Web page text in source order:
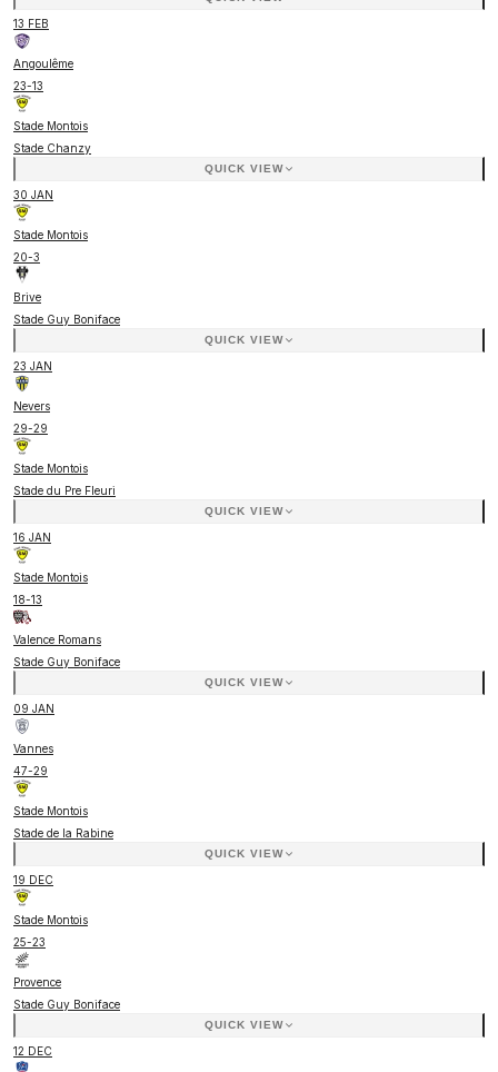
13 FEB
Angoulême
23-13
Stade Montois
Stade Chanzy
QUICK VIEW
30 JAN
Stade Montois
20-3
Brive
Stade Guy Boniface
QUICK VIEW
23 JAN
Nevers
29-29
Stade Montois
Stade du Pre Fleuri
QUICK VIEW
16 JAN
Stade Montois
18-13
Valence Romans
Stade Guy Boniface
QUICK VIEW
09 JAN
Vannes
47-29
Stade Montois
Stade de la Rabine
QUICK VIEW
19 DEC
Stade Montois
25-23
Provence
Stade Guy Boniface
QUICK VIEW
12 DEC